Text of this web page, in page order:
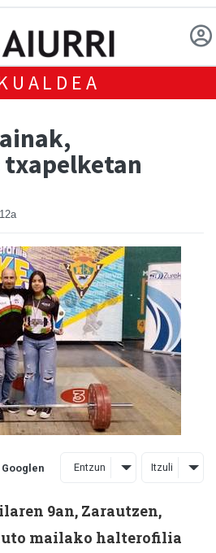
Entzun Itzuli
9an, Zarautzen,
mailako halterofilia